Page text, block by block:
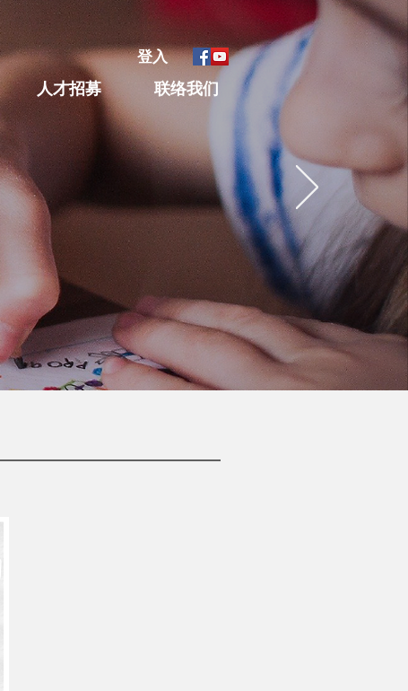
登入
人才招募 联络我们